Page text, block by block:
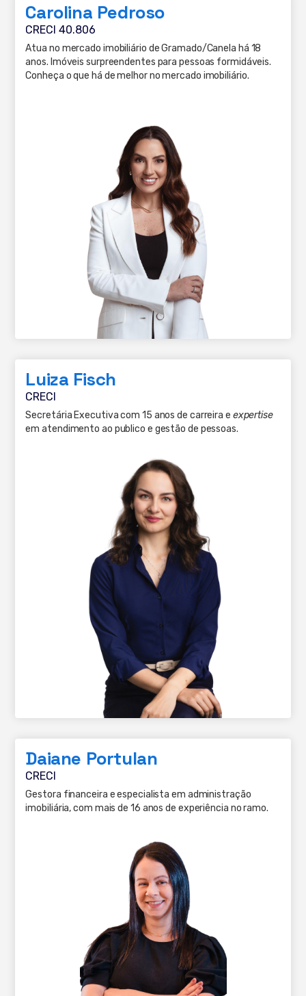
Carolina Pedroso
CRECI 40.806
Atua no mercado imobiliário de Gramado/Canela há 18
anos. Imóveis surpreendentes para pessoas formidáveis.
Conheça o que há de melhor no mercado imobiliário.
Luiza Fisch
CRECI
Secretária Executiva com 15 anos de carreira e expertise
em atendimento ao publico e gestão de pessoas.
Daiane Portulan
CRECI
Gestora financeira e especialista em administração
imobiliária, com mais de 16 anos de experiência no ramo.